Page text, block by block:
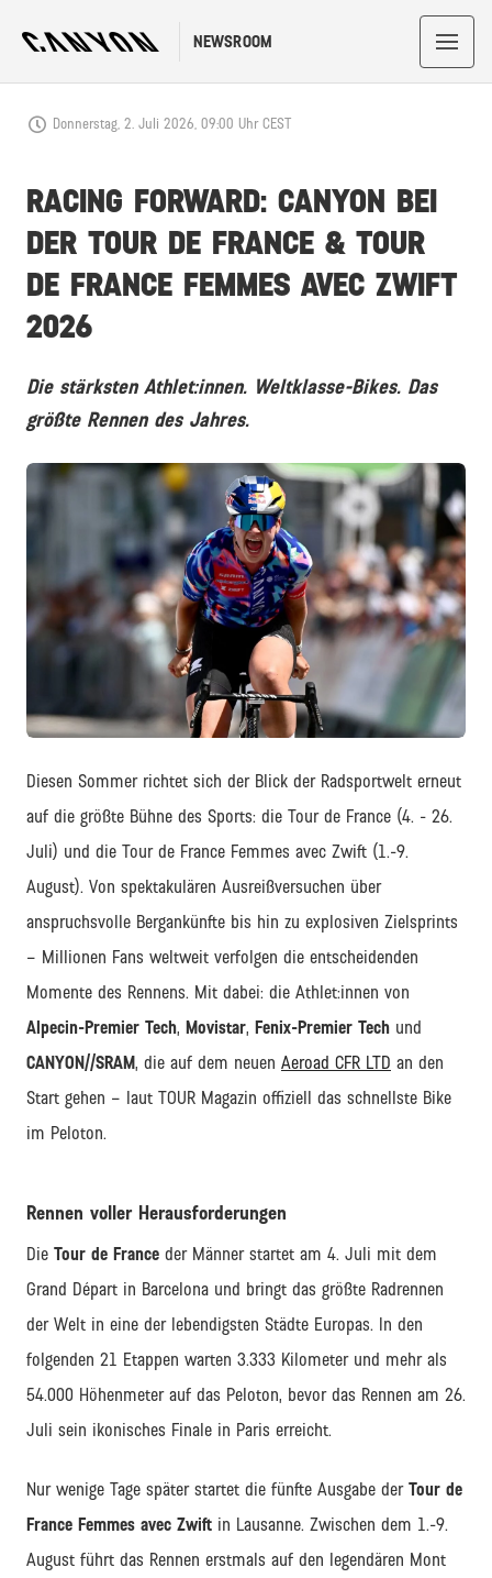
NEWSROOM
Donnerstag, 2. Juli 2026, 09:00 Uhr CEST
RACING FORWARD: CANYON BEI
DER TOUR DE FRANCE & TOUR
DE FRANCE FEMMES AVEC ZWIFT
2026
Die stärksten Athlet:innen. Weltklasse-Bikes. Das
größte Rennen des Jahres.
JPEG
Diesen Sommer richtet sich der Blick der Radsportwelt erneut
auf die größte Bühne des Sports: die Tour de France (4. - 26.
Juli) und die Tour de France Femmes avec Zwift (1.-9.
August). Von spektakulären Ausreißversuchen über
anspruchsvolle Bergankünfte bis hin zu explosiven Zielsprints
– Millionen Fans weltweit verfolgen die entscheidenden
Momente des Rennens. Mit dabei: die Athlet:innen von
Alpecin-Premier Tech, Movistar, Fenix-Premier Tech und
CANYON//SRAM, die auf dem neuen Aeroad CFR LTD an den
Start gehen – laut TOUR Magazin offiziell das schnellste Bike
im Peloton.
Rennen voller Herausforderungen
Die Tour de France der Männer startet am 4. Juli mit dem
Grand Départ in Barcelona und bringt das größte Radrennen
der Welt in eine der lebendigsten Städte Europas. In den
folgenden 21 Etappen warten 3.333 Kilometer und mehr als
54.000 Höhenmeter auf das Peloton, bevor das Rennen am 26.
Juli sein ikonisches Finale in Paris erreicht.
Nur wenige Tage später startet die fünfte Ausgabe derTour de
France Femmes avec Zwift in Lausanne. Zwischen dem 1.-9.
August führt das Rennen erstmals auf den legendären Mont